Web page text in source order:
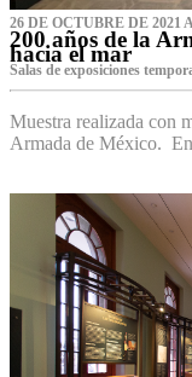
26 DE OCTUBRE DE 2021
200 años de la
hacia el mar
Salas de exposiciones
Muestra realizada con
Armada de México.